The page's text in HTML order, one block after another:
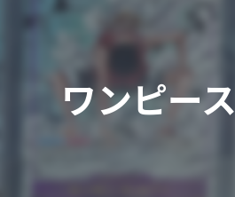
ワンピース